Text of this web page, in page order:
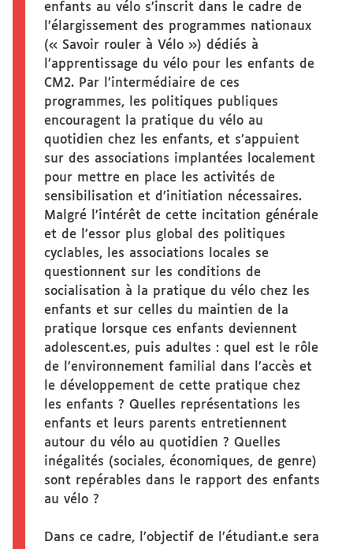
enfants au vélo s’inscrit dans le cadre de
l’élargissement des programmes nationaux
(« Savoir rouler à Vélo ») dédiés à
l’apprentissage du vélo pour les enfants de
CM2. Par l’intermédiaire de ces
programmes, les politiques publiques
encouragent la pratique du vélo au
quotidien chez les enfants, et s’appuient
sur des associations implantées localement
pour mettre en place les activités de
sensibilisation et d’initiation nécessaires.
Malgré l’intérêt de cette incitation générale
et de l’essor plus global des politiques
cyclables, les associations locales se
questionnent sur les conditions de
socialisation à la pratique du vélo chez les
enfants et sur celles du maintien de la
pratique lorsque ces enfants deviennent
adolescent.es, puis adultes : quel est le rôle
de l’environnement familial dans l’accès et
le développement de cette pratique chez
les enfants ? Quelles représentations les
enfants et leurs parents entretiennent
autour du vélo au quotidien ? Quelles
inégalités (sociales, économiques, de genre)
sont repérables dans le rapport des enfants
au vélo ?
Dans ce cadre, l’objectif de l’étudiant.e sera